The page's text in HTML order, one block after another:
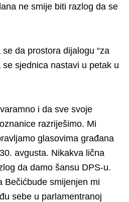
ne smije biti razlog da se
da prostora dijalogu “za
se sjednica nastavi u petak u
i da sve svoje
razriješimo. Mi
glasovima građana
avgusta. Nikakva lična
da damo šansu DPS-u.
Bečićbude smijenjen mi
sebe u parlamentranoj